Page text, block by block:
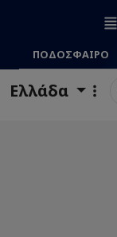
ΠΟΔΟΣΦΑΙΡΟ
Ελλάδα